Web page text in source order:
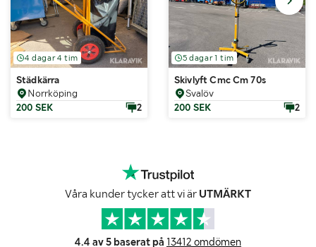
4 dagar 4 tim
Städkärra
Norrköping
200 SEK
2
5 dagar 1 tim
Skivlyft Cmc Cm 70s
Svalöv
200 SEK
2
Våra kunder tycker att vi är UTMÄRKT
4.4 av 5 baserat på 13412 omdömen